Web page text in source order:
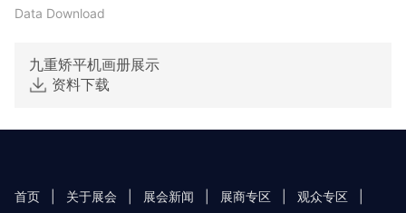
Data Download
九重矫平机画册展示
资料下载
首页 关于展会 展会新闻 展商专区 观众专区